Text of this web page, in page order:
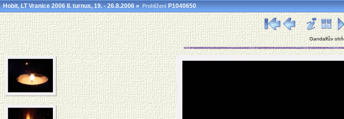
Hobit, LT Vranice 2006 II. turnus, 19. - 26.8.2006»ProhlíženíP1040650
Gandalfův